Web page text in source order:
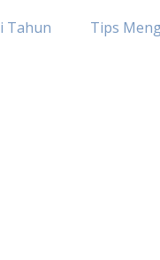
Tahun
Tips